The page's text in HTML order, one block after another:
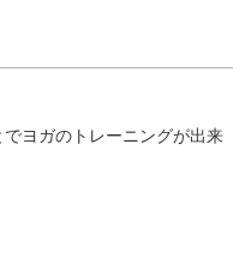
ヨガのトレーニングが出来